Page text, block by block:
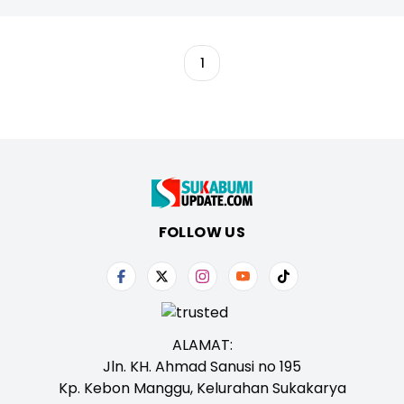
1
FOLLOW US
ALAMAT:
Jln. KH. Ahmad Sanusi no 195
Kp. Kebon Manggu, Kelurahan Sukakarya